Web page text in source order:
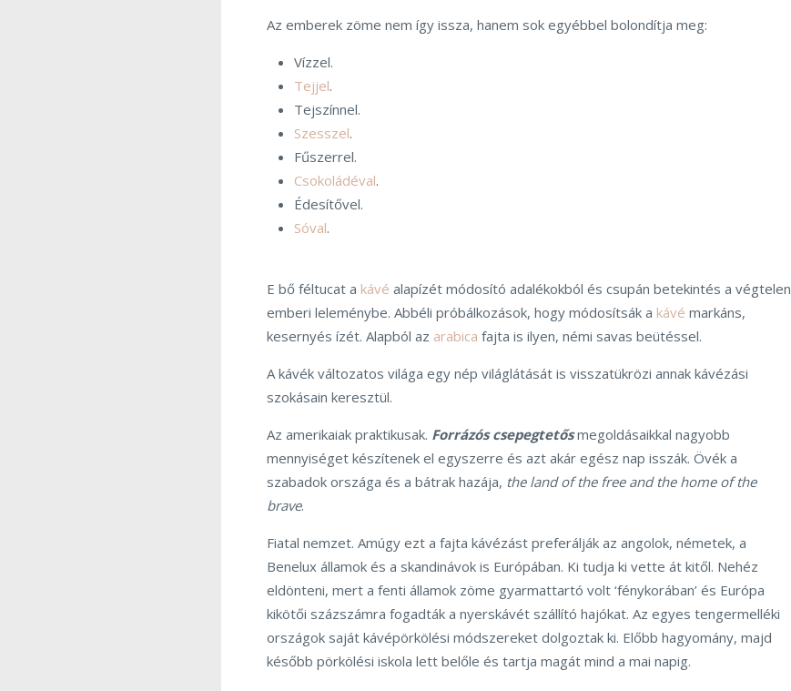
Az emberek zöme nem így issza, hanem sok egyébbel bolondítja meg:
Vízzel.
Tejjel.
Tejszínnel.
Szesszel.
Fűszerrel.
Csokoládéval.
Édesítővel.
Sóval.
E bő féltucat a kávé alapízét módosító adalékokból és csupán betekintés a végtelen
emberi leleménybe. Abbéli próbálkozások, hogy módosítsák a kávé markáns,
kesernyés ízét. Alapból az arabica fajta is ilyen, némi savas beütéssel.
A kávék változatos világa egy nép világlátását is visszatükrözi annak kávézási
szokásain keresztül.
Az amerikaiak praktikusak. Forrázós csepegtetősmegoldásaikkal nagyobb
mennyiséget készítenek el egyszerre és azt akár egész nap isszák. Övék a
szabadok országa és a bátrak hazája, the land of the free and the home of the
brave.
Fiatal nemzet. Amúgy ezt a fajta kávézást preferálják az angolok, németek, a
Benelux államok és a skandinávok is Európában. Ki tudja ki vette át kitől. Nehéz
eldönteni, mert a fenti államok zöme gyarmattartó volt ‘fénykorában’ és Európa
kikötői százszámra fogadták a nyerskávét szállító hajókat. Az egyes tengermelléki
országok saját kávépörkölési módszereket dolgoztak ki. Előbb hagyomány, majd
később pörkölési iskola lett belőle és tartja magát mind a mai napig.